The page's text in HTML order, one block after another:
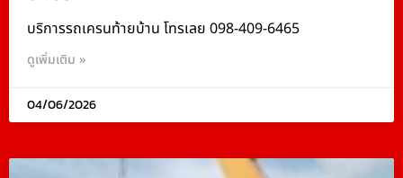
บริการรถเครนท้ายบ้าน โทรเลย 098-409-6465
ดูเพิ่มเติม »
04/06/2026